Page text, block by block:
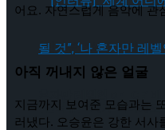
[인터뷰] “세계 어디에도
[인터뷰] “세계 어디에도
어요. 자연스럽게 음악에 관
아직 꺼내지 않은 얼굴
지금까지 보여준 모습과는
러냈다. 오승윤은 강한 서사